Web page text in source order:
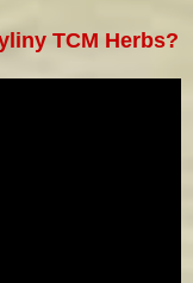
TCM Herbs?